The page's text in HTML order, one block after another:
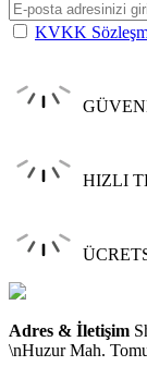
KVKK
HIZLI
Adres & İletişim
\nHuzur Mah.